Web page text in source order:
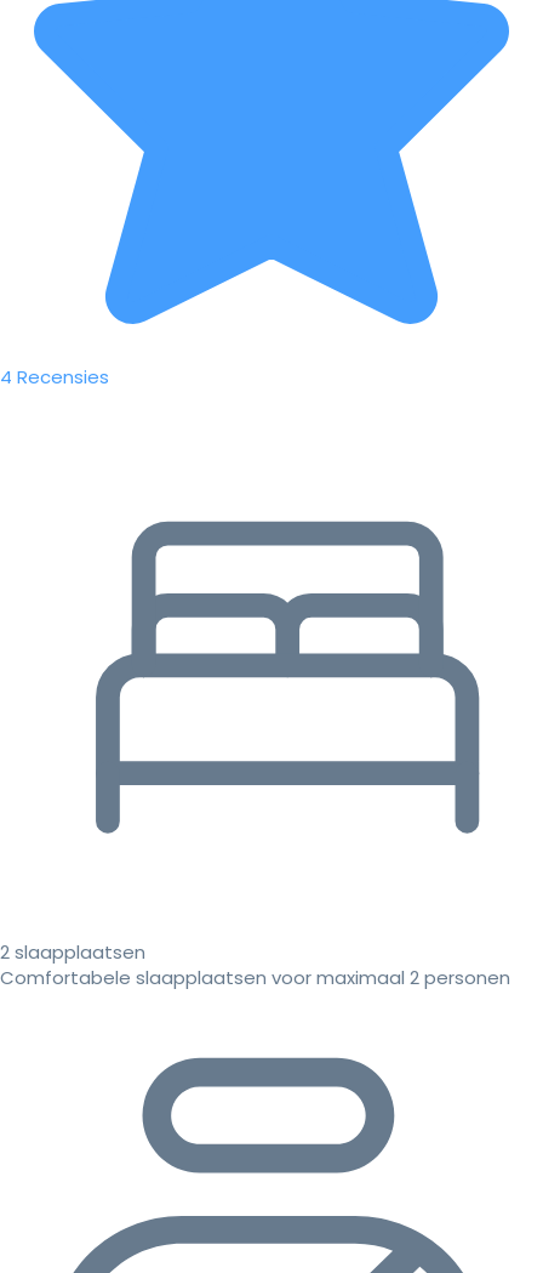
4 Recensies
2 slaapplaatsen
Comfortabele slaapplaatsen voor maximaal 2 personen